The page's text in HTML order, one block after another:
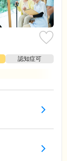
認知症可